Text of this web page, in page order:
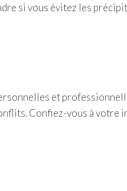
si vous évitez les
et
Confiez-vous à votre